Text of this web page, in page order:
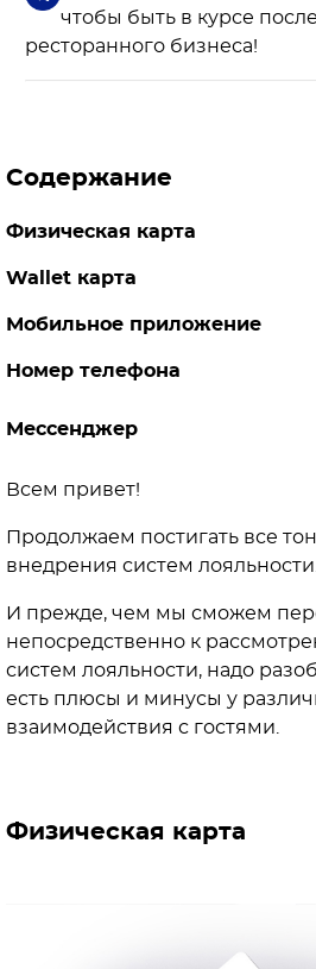
чтобы быть в курсе
ресторанного бизнеса!
Содержание
Физическая карта
Wallet карта
Мобильное приложение
Номер телефона
Мессенджер
Всем привет!
Продолжаем постигать все
внедрения систем лояльности.
И прежде, чем мы сможем
непосредственно к
систем лояльности, надо
есть плюсы и минусы у
взаимодействия с гостями.
Физическая карта